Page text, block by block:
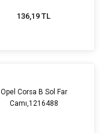
136,19 TL
Opel Corsa B Sol Far
Camı,1216488